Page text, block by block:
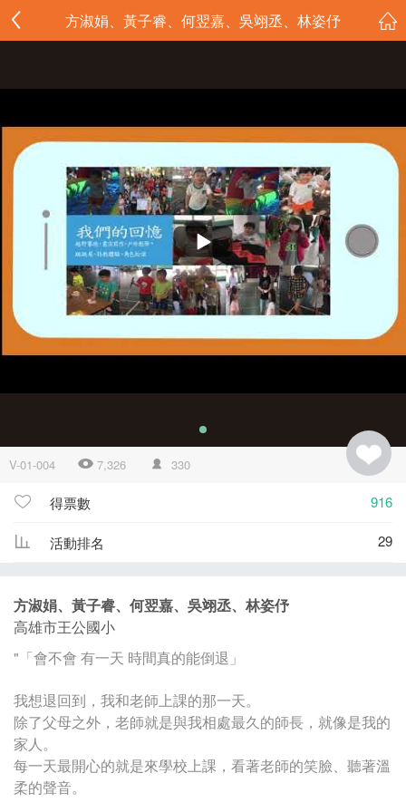
方淑娟、黃子睿、何翌嘉、吳翊丞、林姿伃
V-01-004 7,326 330
得票數 916
活動排名 29
方淑娟、黃子睿、何翌嘉、吳翊丞、林姿伃
高雄市王公國小
"「會不會 有一天 時間真的能倒退」
我想退回到，我和老師上課的那一天。
除了父母之外，老師就是與我相處最久的師長，就像是我的
家人。
每一天最開心的就是來學校上課，看著老師的笑臉、聽著溫
柔的聲音。